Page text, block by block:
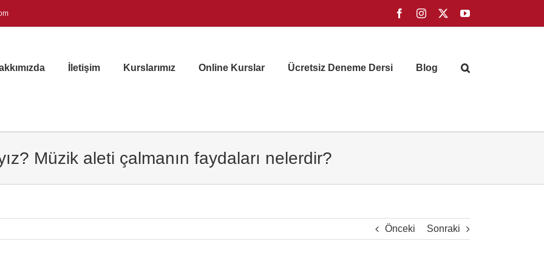
FacebookInstagram YouTube
İletişim Kurslarımız Online Kurslar Ücretsiz Deneme Dersi Blog
Müzik aleti çalmanın faydaları nelerdir?
Önceki Sonraki